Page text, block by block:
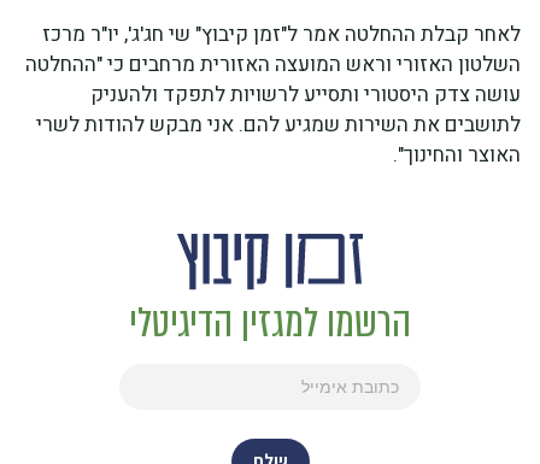
לאחר קבלת ההחלטה אמר ל"זמן קיבוץ" שי חג'ג', יו"ר מרכז
השלטון האזורי וראש המועצה האזורית מרחבים כי "ההחלטה
עושה צדק היסטורי ותסייע לרשויות לתפקד ולהעניק
לתושבים את השירות שמגיע להם. אני מבקש להודות לשרי
האוצר והחינוך".
הרשמו למגזין הדיגיטלי